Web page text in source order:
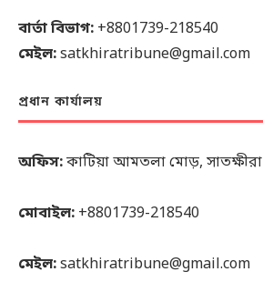
বার্তা বিভাগ: +8801739-218540
মেইল:satkhiratribune@gmail.com
প্রধান কার্যালয়
অফিস:কাটিয়া আমতলা মোড়, সাতক্ষীরা
মোবাইল: +8801739-218540
মেইল:satkhiratribune@gmail.com